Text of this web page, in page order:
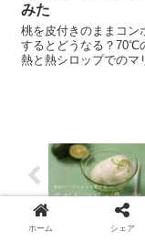
みた
桃を皮付きのままコン
するとどうなる？70℃
熱と熱シロップでのマ
ホーム シェア